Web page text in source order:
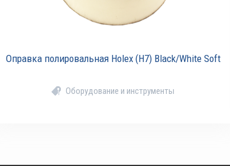
Оправка полировальная Holex (H7) Black/White Soft
Оборудование и инструменты